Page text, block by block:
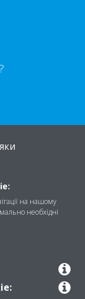
на нашому
необхідні